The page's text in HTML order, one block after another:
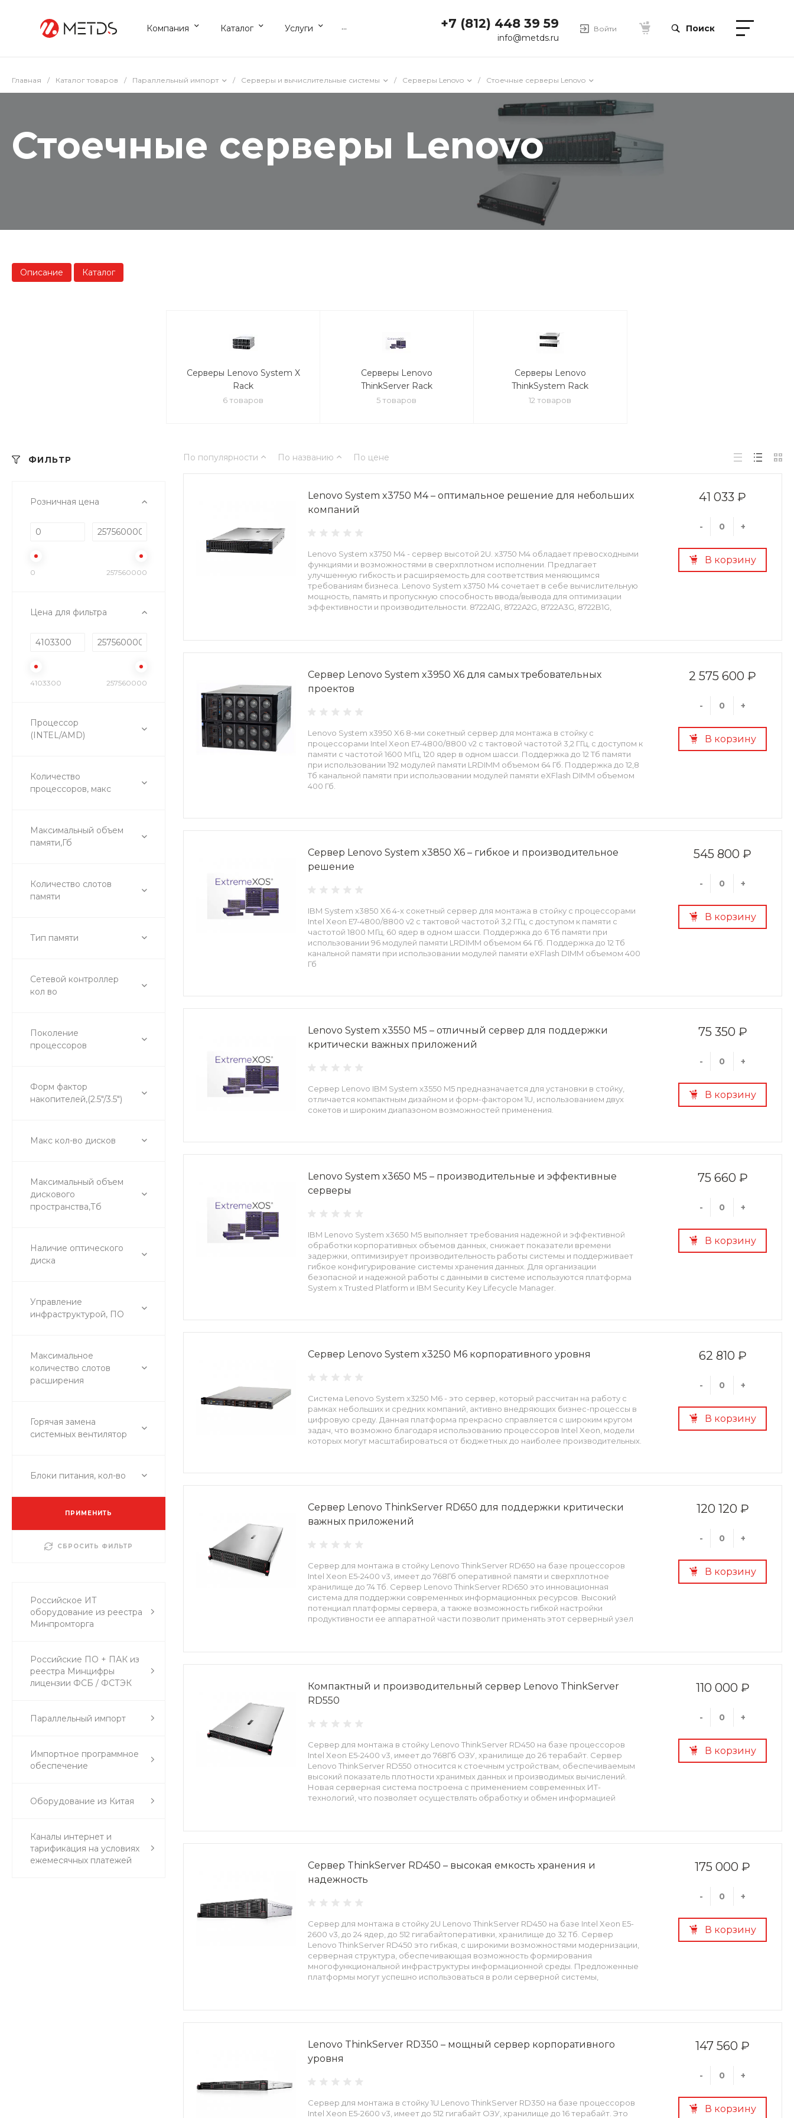
Компания Каталог Услуги ... +7 (812) 448 39 59
info@metds.ru
Войти Поиск
Главная / Каталог товаров / Параллельный импорт / Серверы и вычислительные системы / Серверы Lenovo / Стоечные серверы Lenovo
Стоечные серверы Lenovo
Описание Каталог
Серверы Lenovo System X
Rack
6 товаров
Серверы Lenovo
ThinkServer Rack
5 товаров
Серверы Lenovo
ThinkSystem Rack
12 товаров
ФИЛЬТР
Розничная цена
0 257560000
Цена для фильтра
4103300 257560000
Процессор
(INTEL/AMD)
Количество
процессоров, макс
Максимальный объем
памяти,Гб
Количество слотов
памяти
Тип памяти
Сетевой контроллер
кол во
Поколение
процессоров
Форм фактор
накопителей,(2.5"/3.5")
Макс кол-во дисков
Максимальный объем
дискового
пространства,Тб
Наличие оптического
диска
Управление
инфраструктурой, ПО
Максимальное
количество слотов
расширения
Горячая замена
системных вентилятор
Блоки питания, кол-во
ПРИМЕНИТЬ
СБРОСИТЬ ФИЛЬТР
Российское ИТ
оборудование из реестра
Минпромторга
Российские ПО + ПАК из
реестра Минцифры
лицензии ФСБ / ФСТЭК
Параллельный импорт
Импортное программное
обеспечение
Оборудование из Китая
Каналы интернет и
тарификация на условиях
ежемесячных платежей
По популярности По названию По цене
41 033 ₽
- +
В корзину
Lenovo System x3750 M4 – оптимальное решение для небольших
компаний
Lenovo System x3750 M4 - сервер высотой 2U. x3750 M4 oбладает превосходными
функциями и возможностями в сверхплотном исполнении. Предлагает
улучшенную гибкость и расширяемость для соответствия меняющимся
требованиям бизнеса. Lenovo System x3750 M4 сочетает в себе вычислительную
мощность, память и пропускную способность ввода/вывода для оптимизации
эффективности и производительности. 8722A1G, 8722A2G, 8722A3G, 8722B1G,
2 575 600 ₽
- +
В корзину
Сервер Lenovo System x3950 X6 для самых требовательных
проектов
Lenovo System x3950 X6 8-ми сокетный сервер для монтажа в стойку с
процессорами Intel Xeon E7-4800/8800 v2 с тактовой частотой 3,2 ГГц, с доступом к
памяти с частотой 1600 МГц, 120 ядер в одном шасси. Поддержка до 12 Тб памяти
при использовании 192 модулей памяти LRDIMM объемом 64 Гб. Поддержка до 12,8
Тб канальной памяти при использовании модулей памяти eXFlash DIMM объемом
400 Гб.
545 800 ₽
- +
В корзину
Сервер Lenovo System x3850 X6 – гибкое и производительное
решение
IBM System x3850 X6 4-х сокетный сервер для монтажа в стойку с процессорами
Intel Xeon E7-4800/8800 v2 с тактовой частотой 3,2 ГГц, с доступом к памяти с
частотой 1800 МГц, 60 ядер в одном шасси. Поддержка до 6 Тб памяти при
использовании 96 модулей памяти LRDIMM объемом 64 Гб. Поддержка до 12 Тб
канальной памяти при использовании модулей памяти eXFlash DIMM объемом 400
Гб
75 350 ₽
- +
В корзину
Lenovo System x3550 M5 – отличный сервер для поддержки
критически важных приложений
Сервер Lenovo IBM System x3550 M5 предназначается для установки в стойку,
отличается компактным дизайном и форм-фактором 1U, использованием двух
сокетов и широким диапазоном возможностей применения.
75 660 ₽
- +
В корзину
Lenovo System x3650 M5 – производительные и эффективные
серверы
IBM Lenovo System x3650 M5 выполняет требования надежной и эффективной
обработки корпоративных объемов данных, снижает показатели времени
задержки, оптимизирует производительность работы системы и поддерживает
гибкое конфигурирование системы хранения данных. Для организации
безопасной и надежной работы с данными в системе используются платформа
System x Trusted Platform и IBM Security Key Lifecycle Manager.
62 810 ₽
- +
В корзину
Сервер Lenovo System x3250 M6 корпоративного уровня
Система Lenovo System x3250 M6 - это сервер, который рассчитан на работу с
рамках небольших и средних компаний, активно внедряющих бизнес-процессы в
цифровую среду. Данная платформа прекрасно справляется с широким кругом
задач, что возможно благодаря использованию процессоров Intel Xeon, модели
которых могут масштабироваться от бюджетных до наиболее производительных.
120 120 ₽
- +
В корзину
Сервер Lenovo ThinkServer RD650 для поддержки критически
важных приложений
Сервер для монтажа в стойку Lenovo ThinkServer RD650 на базе процессоров
Intel Xeon E5-2400 v3, имеет до 768Гб оперативной памяти и сверхплотное
хранилище до 74 Тб. Сервер Lenovo ThinkServer RD650 это инновационная
система для поддержки современных информационных ресурсов. Высокий
потенциал платформы сервера, а также возможность гибкой настройки
продуктивности ее аппаратной части позволит применять этот серверный узел
110 000 ₽
- +
В корзину
Компактный и производительный сервер Lenovo ThinkServer
RD550
Сервер для монтажа в стойку Lenovo ThinkServer RD450 на базе процессоров
Intel Xeon E5-2400 v3, имеет до 768Гб ОЗУ, хранилище до 26 терабайт. Сервер
Lenovo ThinkServer RD550 относится к стоечным устройствам, обеспечиваемым
высокий показатель плотности хранимых данных и производимых вычислений.
Новая серверная система построена с применением современных ИТ-
технологий, что позволяет осуществлять обработку и обмен информацией
175 000 ₽
- +
В корзину
Сервер ThinkServer RD450 – высокая емкость хранения и
надежность
Сервер для монтажа в стойку 2U Lenovo ThinkServer RD450 на базе Intel Xeon E5-
2600 v3, до 24 ядер, до 512 гигабайтоперативки, хранилище до 32 Тб. Сервер
Lenovo ThinkServer RD450 это гибкая, с широкими возможностями модернизации,
серверная структура, обеспечивающая возможность формирования
многофункциональной инфраструктуры информационной среды. Предложенные
платформы могут успешно использоваться в роли серверной системы,
147 560 ₽
- +
В корзину
Lenovo ThinkServer RD350 – мощный сервер корпоративного
уровня
Сервер для монтажа в стойку 1U Lenovo ThinkServer RD350 на базе процессоров
Intel Xeon E5-2600 v3, имеет до 512 гигабайт ОЗУ, хранилище до 16 терабайт. Это